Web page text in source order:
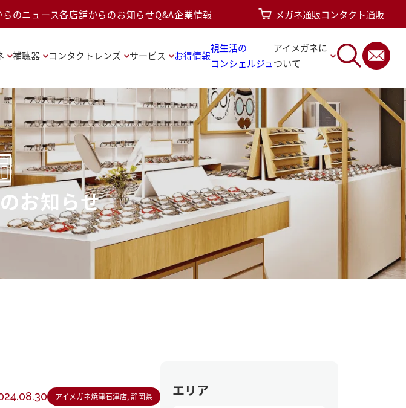
のニュース各店舗からのお知らせQ&A企業情報 メガネ通販コンタクト通販
補聴器 コンタクトレンズ サービス お得情報
視生活の
コンシェルジュ
アイメガネに
ついて
お知らせ
アイメガネ焼津石津店, 静岡県 エリア